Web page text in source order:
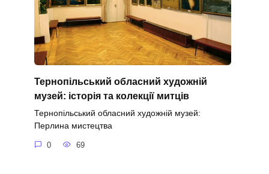
Тернопільський обласний художній
музей: історія та колекції митців
Тернопільський обласний художній музей:
Перлина мистецтва
0 69